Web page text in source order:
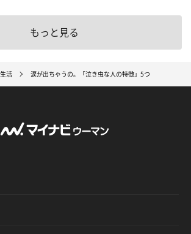
もっと見る
生活 涙が出ちゃうの。「泣き虫な人の特徴」5つ